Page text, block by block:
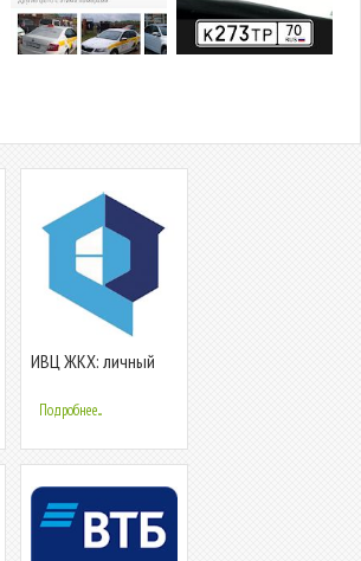
ИВЦ ЖКХ: личный
Подробнее...